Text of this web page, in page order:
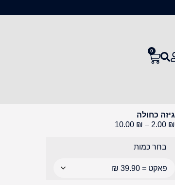
0
גיזה כחולה
2.00 ₪
–
10.00 ₪
בחר כמות